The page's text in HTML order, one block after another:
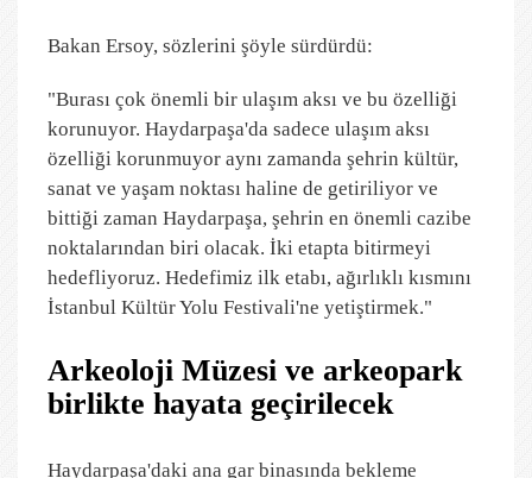
Bakan Ersoy, sözlerini şöyle sürdürdü:
"Burası çok önemli bir ulaşım aksı ve bu özelliği
korunuyor. Haydarpaşa'da sadece ulaşım aksı
özelliği korunmuyor aynı zamanda şehrin kültür,
sanat ve yaşam noktası haline de getiriliyor ve
bittiği zaman Haydarpaşa, şehrin en önemli cazibe
noktalarından biri olacak. İki etapta bitirmeyi
hedefliyoruz. Hedefimiz ilk etabı, ağırlıklı kısmını
İstanbul Kültür Yolu Festivali'ne yetiştirmek."
Arkeoloji Müzesi ve arkeopark
birlikte hayata geçirilecek
Haydarpaşa'daki ana gar binasında bekleme